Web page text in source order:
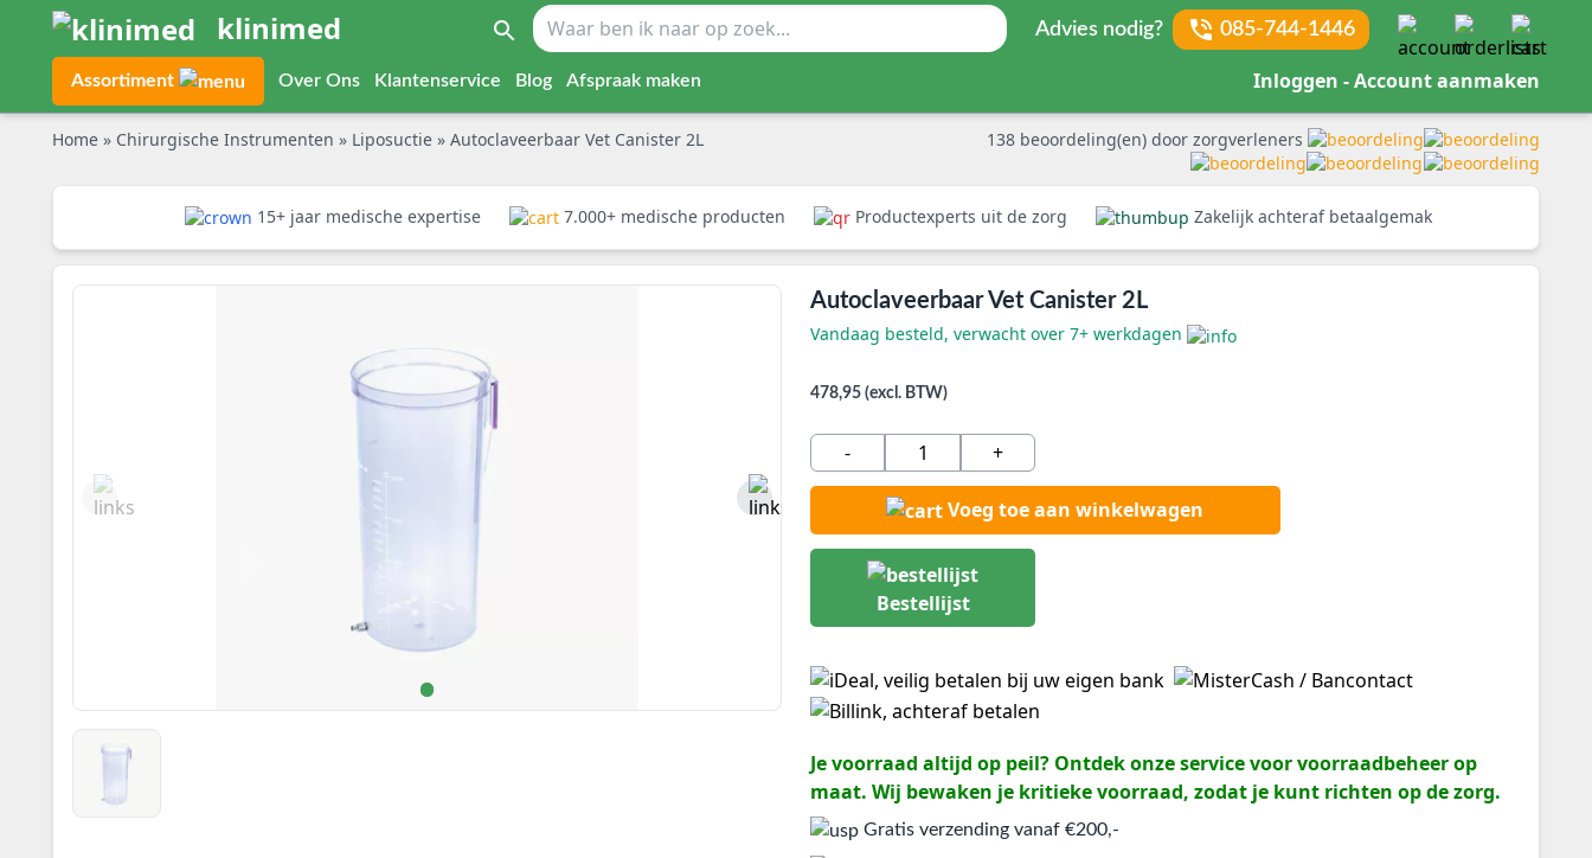
klinimed Advies nodig? 085-744-1446
Assortiment Over Ons Klantenservice Blog Afspraak maken Inloggen - Account aanmaken
Home » Chirurgische Instrumenten » Liposuctie » Autoclaveerbaar Vet Canister 2L 138 beoordeling(en) door zorgverleners
15+ jaar medische expertise 7.000+ medische producten Productexperts uit de zorg Zakelijk achteraf betaalgemak
Autoclaveerbaar Vet Canister 2L
Vandaag besteld, verwacht over 7+ werkdagen
478,95 (excl. BTW)
- +
Voeg toe aan winkelwagen
Bestellijst
Je voorraad altijd op peil? Ontdek onze service voor voorraadbeheer op
maat. Wij bewaken je kritieke voorraad, zodat je kunt richten op de zorg.
Gratis verzending vanaf €200,-